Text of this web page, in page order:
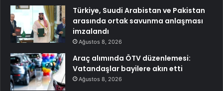
Türkiye, Suudi Arabistan ve Pakistan
arasında ortak savunma anlaşması
imzalandı
Ağustos 8, 2026
Araç alımında ÖTV düzenlemesi:
Vatandaşlar bayilere akın etti
Ağustos 8, 2026